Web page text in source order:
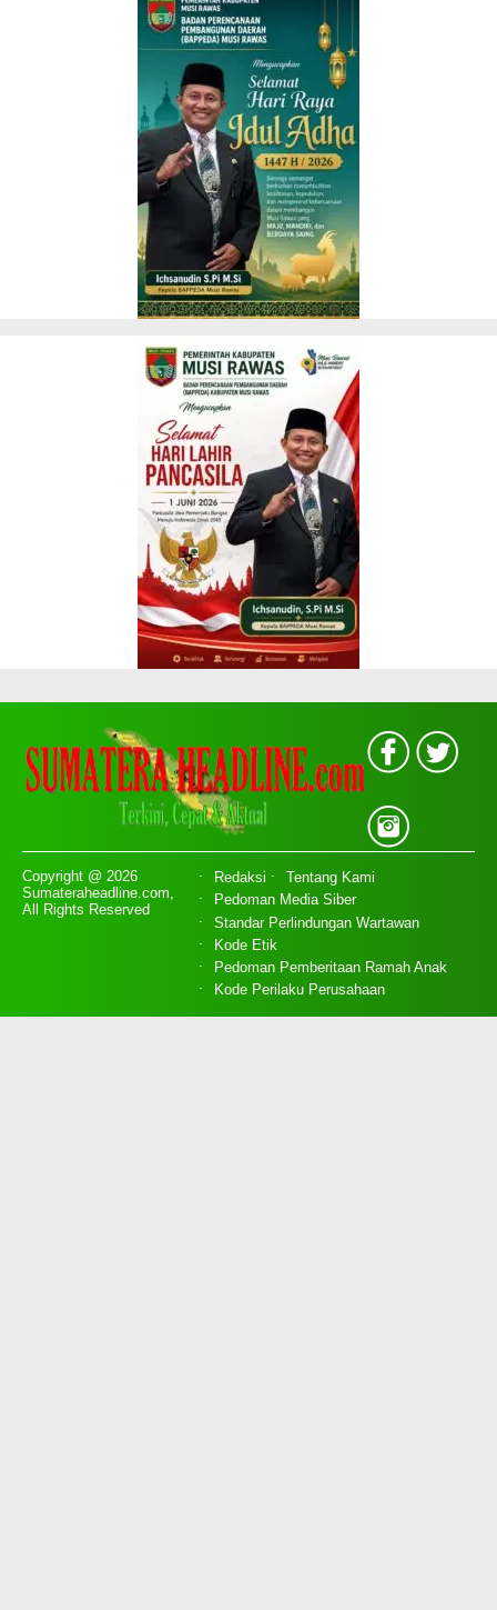
Copyright @ 2026
Sumateraheadline.com,
All Rights Reserved
Redaksi
Tentang Kami
Pedoman Media Siber
Standar Perlindungan Wartawan
Kode Etik
Pedoman Pemberitaan Ramah Anak
Kode Perilaku Perusahaan